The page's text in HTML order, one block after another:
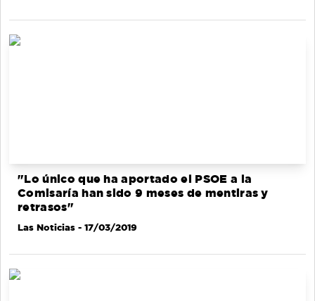
"Lo único que ha aportado el PSOE a la
Comisaría han sido 9 meses de mentiras y
retrasos"
Las Noticias - 17/03/2019